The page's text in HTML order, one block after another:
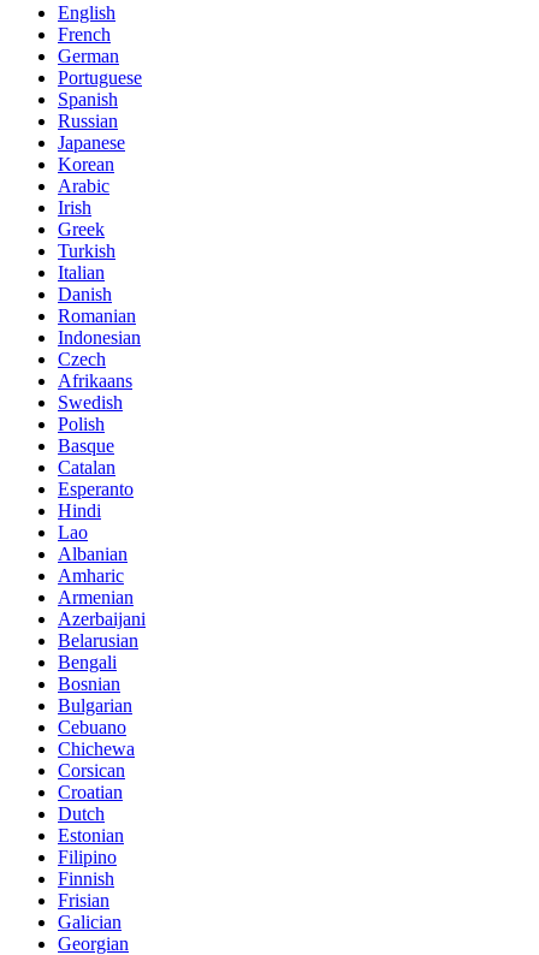
English
French
German
Portuguese
Spanish
Russian
Japanese
Korean
Arabic
Irish
Greek
Turkish
Italian
Danish
Romanian
Indonesian
Czech
Afrikaans
Swedish
Polish
Basque
Catalan
Esperanto
Hindi
Lao
Albanian
Amharic
Armenian
Azerbaijani
Belarusian
Bengali
Bosnian
Bulgarian
Cebuano
Chichewa
Corsican
Croatian
Dutch
Estonian
Filipino
Finnish
Frisian
Galician
Georgian